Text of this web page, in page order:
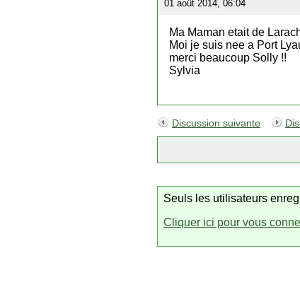
01 août 2014, 06:04
Ma Maman etait de
Moi je suis nee a Port
merci beaucoup Solly !!
Sylvia
Discussion suivante
Seuls les utilisateurs
Cliquer ici pour vous